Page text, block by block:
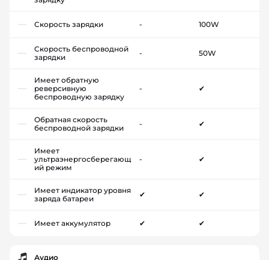
Скорость зарядки - 100W
Скорость беспроводной
зарядки
- 50W
Имеет обратную
реверсивную
беспроводную зарядку
- ✔
Обратная скорость
беспроводной зарядки
- ✔
Имеет
ультраэнергосберегающ
ий режим
- ✔
Имеет индикатор уровня
заряда батареи
✔ ✔
Имеет аккумулятор ✔ ✔
Аудио